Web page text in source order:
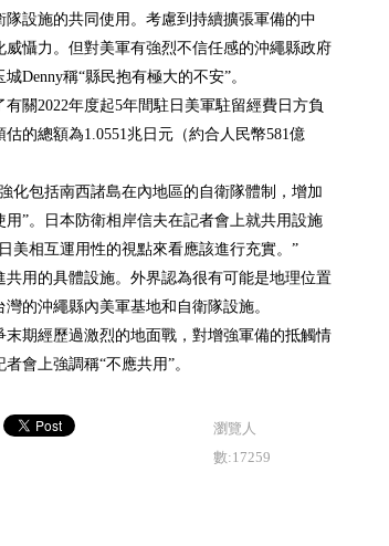
隊設施的共同使用。考慮到持續擴張軍備的中
威懾力。但對美軍有強烈不信任感的沖繩縣政府
Denny稱“縣民抱有極大的不安”。
有關2022年度起5年間駐日美軍駐留經費日方負
的總額為1.0551兆日元（約合人民幣581億
化包括南西諸島在內地區的自衛隊體制，增加
用”。日本防衛相岸信夫在記者會上就共用設施
美相互運用性的視點來看應該進行充實。”
共用的具體設施。外界認為很有可能是地理位置
的沖繩縣內美軍基地和自衛隊設施。
末期經歷過激烈的地面戰，對增強軍備的抵觸情
會上強調稱“不應共用”。
瀏覽人
數:17259